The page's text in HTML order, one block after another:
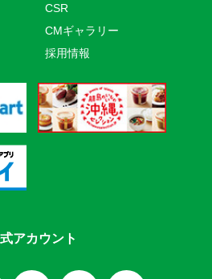
CSR
CMギャラリー
採用情報
アカウント